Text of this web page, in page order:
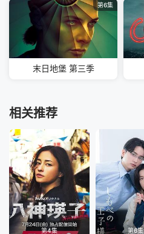
第6集
末日地堡 第三季
相关推荐
第4集 第6集